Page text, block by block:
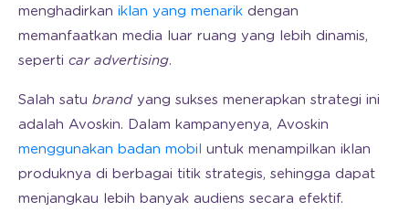
menghadirkan iklan yang menarik dengan
memanfaatkan media luar ruang yang lebih dinamis,
seperti car advertising.
Salah satu brand yang sukses menerapkan strategi ini
adalah Avoskin. Dalam kampanyenya, Avoskin
menggunakan badan mobil untuk menampilkan iklan
produknya di berbagai titik strategis, sehingga dapat
menjangkau lebih banyak audiens secara efektif.